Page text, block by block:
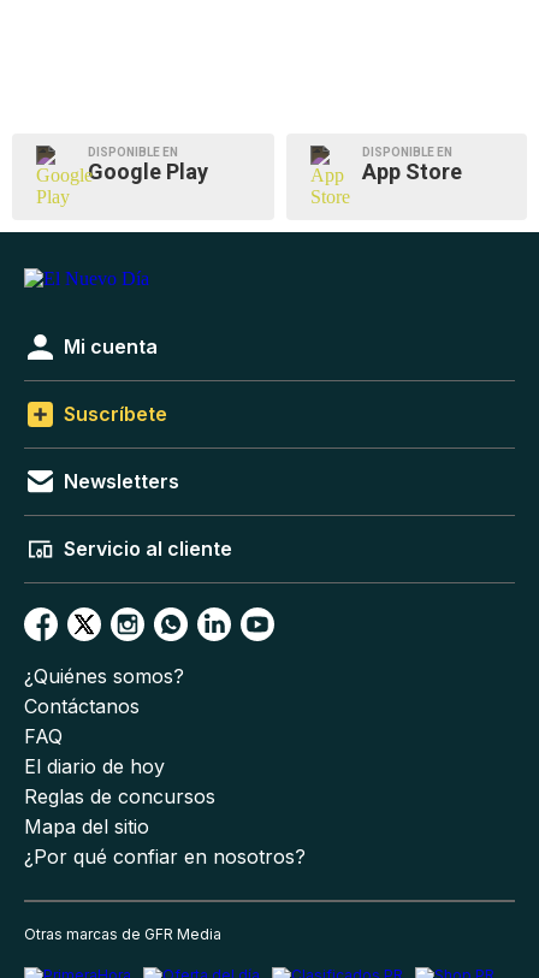
DISPONIBLE EN
Google Play
DISPONIBLE EN
App Store
Mi cuenta
Suscríbete
Newsletters
Servicio al cliente
¿Quiénes somos?
Contáctanos
FAQ
El diario de hoy
Reglas de concursos
Mapa del sitio
¿Por qué confiar en nosotros?
Otras marcas de GFR Media